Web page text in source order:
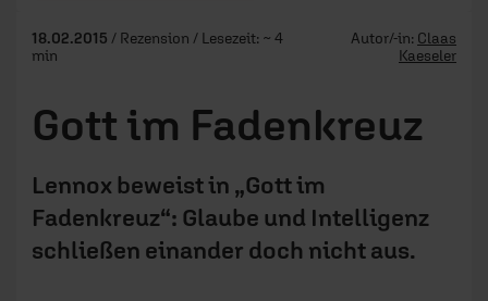
18.02.2015 / Rezension / Lesezeit: ~ 4
min
Autor/-in: Claas
Kaeseler
Gott im Fadenkreuz
Lennox beweist in „Gott im
Fadenkreuz“: Glaube und Intelligenz
schließen einander doch nicht aus.